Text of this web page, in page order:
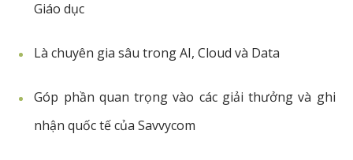
Giáo dục
Là chuyên gia sâu trong AI, Cloud và Data
Góp phần quan trọng vào các giải thưởng và ghi
nhận quốc tế của Savvycom